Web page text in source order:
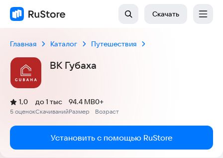
Скачать
Главная Каталог Путешествия
ВК Губаха
Рейтинг:
1,0
(
5 оценок
)
Скачиваний
до 1 тыс
Размер
94.4 MB
Возраст
0+
Установить с помощью RuStore